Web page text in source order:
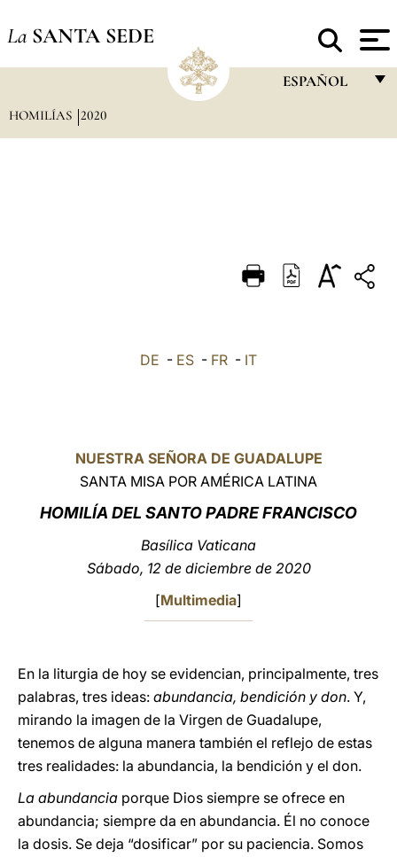
La SANTA SEDE
ESPAÑOL
DEUTSCH
HOMILÍAS 2020
DE - ES - FR - IT
NUESTRA SEÑORA DE GUADALUPE
SANTA MISA POR AMÉRICA LATINA
HOMILÍA DEL SANTO PADRE FRANCISCO
Basílica Vaticana
Sábado, 12 de diciembre de 2020
[Multimedia]
En la liturgia de hoy se evidencian, principalmente, tres
palabras, tres ideas: abundancia, bendición y don. Y,
mirando la imagen de la Virgen de Guadalupe,
tenemos de alguna manera también el reflejo de estas
tres realidades: la abundancia, la bendición y el don.
La abundancia porque Dios siempre se ofrece en
abundancia; siempre da en abundancia. Él no conoce
la dosis. Se deja “dosificar” por su paciencia. Somos